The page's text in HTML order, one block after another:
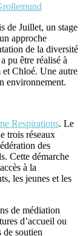
de Juillet, un stage
approche
de la diversité
pu être réalisé à
Chloé. Une autre
environnement.
Respirations. Le
trois réseaux
des
Cette démarche
à la
les jeunes et les
de médiation
d’accueil ou
de soutien